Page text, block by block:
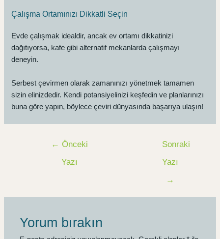
Çalışma Ortamınızı Dikkatli Seçin
Evde çalışmak idealdir, ancak ev ortamı dikkatinizi
dağıtıyorsa, kafe gibi alternatif mekanlarda çalışmayı
deneyin.
Serbest çevirmen olarak zamanınızı yönetmek tamamen
sizin elinizdedir. Kendi potansiyelinizi keşfedin ve planlarınızı
buna göre yapın, böylece çeviri dünyasında başarıya ulaşın!
← Önceki
Yazı
Sonraki
Yazı
→
Yorum bırakın